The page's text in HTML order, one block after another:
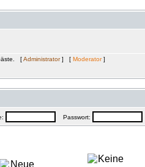
[Administrator] [ Moderator]
Passwort: